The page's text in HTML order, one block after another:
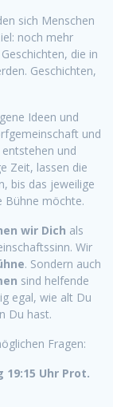
sich Menschen
noch mehr
die in
Geschichten,
Ideen und
und
und
Zeit, lassen die
bis das jeweilige
Bühne möchte.
wir Dich als
Wir
. Sondern auch
sind helfende
egal, wie alt Du
Du hast.
Fragen:
19:15 Uhr Prot.